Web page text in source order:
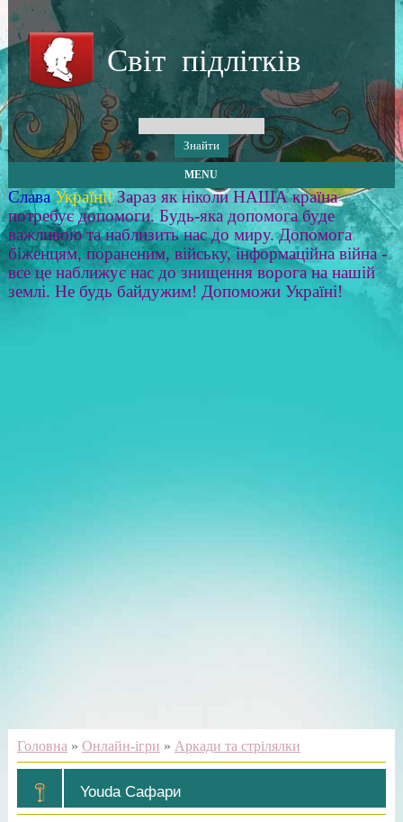
Світ підлітків
MENU
Слава Україні! Зараз як ніколи НАША країна
потребує допомоги. Будь-яка допомога буде
важливою та наблизить нас до миру. Допомога
біженцям, пораненим, війську, інформаційна війна -
все це наближує нас до знищення ворога на нашій
землі. Не будь байдужим! Допоможи Україні!
Головна » Онлайн-ігри » Аркади та стрілялки
Youda Сафари